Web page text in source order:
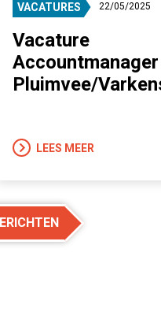
VACATURES 22/05/2025
Vacature
Accountmanager
Pluimvee/
LEES MEER